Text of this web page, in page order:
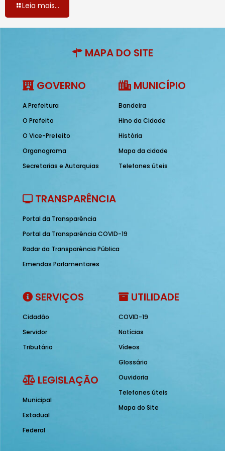
Leia mais...
MAPA DO SITE
GOVERNO
A Prefeitura
O Prefeito
O Vice-Prefeito
Organograma
Secretarias e Autarquias
MUNICÍPIO
Bandeira
Hino da Cidade
História
Mapa da cidade
Telefones úteis
TRANSPARÊNCIA
Portal da Transparência
Portal da Transparência COVID-19
Radar da Transparência Pública
Emendas Parlamentares
SERVIÇOS
Cidadão
Servidor
Tributário
LEGISLAÇÃO
Municipal
Estadual
Federal
UTILIDADE
COVID-19
Notícias
Vídeos
Glossário
Ouvidoria
Telefones úteis
Mapa do Site